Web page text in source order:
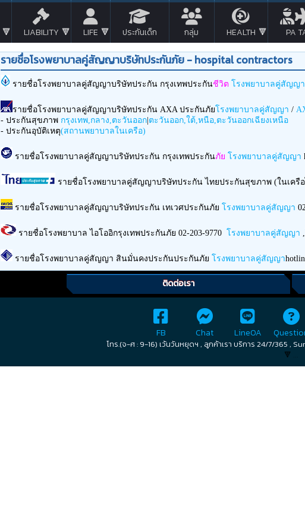
LIABILITY LIFE ประกันเด็ก กลุ่ม HEALTH PA
รายชื่อโรงพยาบาลคู่สัญญาบริษัทประกันภัย - hospital contractors
รายชื่อโรงพยาบาลคู่สัญญาบริษัทประกัน กรุงเทพประกันชีวิต โรงพยาบาลคู่สัญญา
รายชื่อโรงพยาบาลคู่สัญญาบริษัทประกัน AXA ประกันภัย โรงพยาบาลคู่สัญญา /
- ประกันสุขภาพ กรุงเทพ,กลาง,ตะวันออก| ตะวันออก,ใต้,หนือ,ตะวันออกเฉียงเหนือ
- ประกันอุบัติเหตุ(สถานพยาบาลในเครือ)
รายชื่อโรงพยาบาลคู่สัญญาบริษัทประกัน กรุงเทพประกันภัย โรงพยาบาลคู่สัญญา
รายชื่อโรงพยาบาลคู่สัญญาบริษัทประกัน ไทยประกันสุขภาพ (ในเครื
รายชื่อโรงพยาบาลคู่สัญญาบริษัทประกัน เทเวศประกันภัย โรงพยาบาลคู่สัญญา
รายชื่อโรงพยาบาล ไอโออิกรุงเทพประกันภัย 02-203-9770 โรงพยาบาลคู่สัญญา ,
รายชื่อโรงพยาบาลคู่สัญญา สินมั่นคงประกันประกันภัย โรงพยาบาลคู่สัญญา
ติดต่อเรา
FB Chat LineOA
โทร.(จ-ศ : 9-16) เว้นวันหยุดฯ , ลูกค้าเรา บริการ 24/7/365 ,
🔻 ...